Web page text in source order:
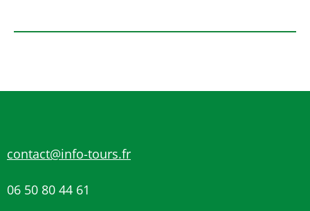
contact@info-tours.fr
06 50 80 44 61